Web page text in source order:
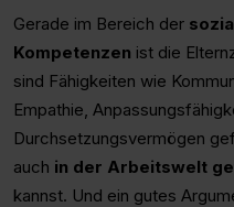
Gerade im Bereich der
Kompetenzen ist die
sind Fähigkeiten wie
Empathie,
Durchsetzungsvermögen
auch in der Arbeitswelt
kannst. Und ein gutes